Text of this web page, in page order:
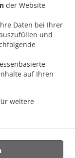
der Website
Daten bei Ihrer
und
auf Ihren
weitere
Germany